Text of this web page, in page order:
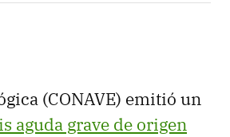
(CONAVE) emitió un
aguda grave de origen